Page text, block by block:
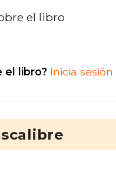
el libro
el libro? Inicia sesión